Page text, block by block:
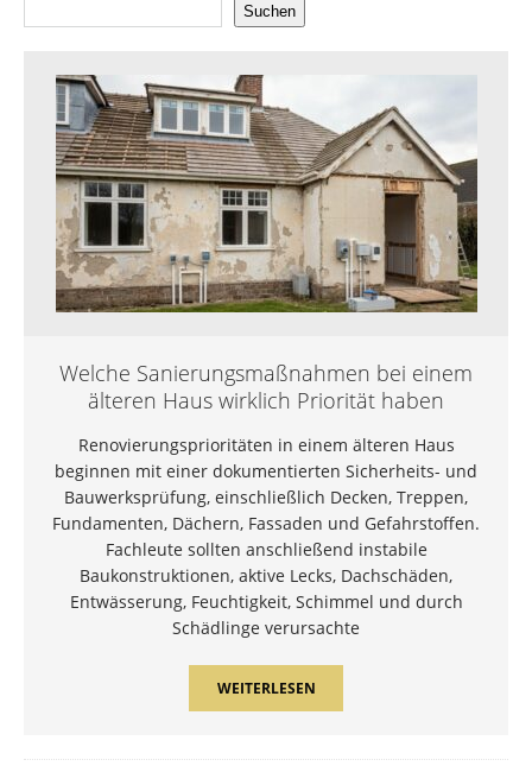
Suchen
Welche Sanierungsmaßnahmen bei einem
älteren Haus wirklich Priorität haben
Renovierungsprioritäten in einem älteren Haus
beginnen mit einer dokumentierten Sicherheits- und
Bauwerksprüfung, einschließlich Decken, Treppen,
Fundamenten, Dächern, Fassaden und Gefahrstoffen.
Fachleute sollten anschließend instabile
Baukonstruktionen, aktive Lecks, Dachschäden,
Entwässerung, Feuchtigkeit, Schimmel und durch
Schädlinge verursachte
WEITERLESEN